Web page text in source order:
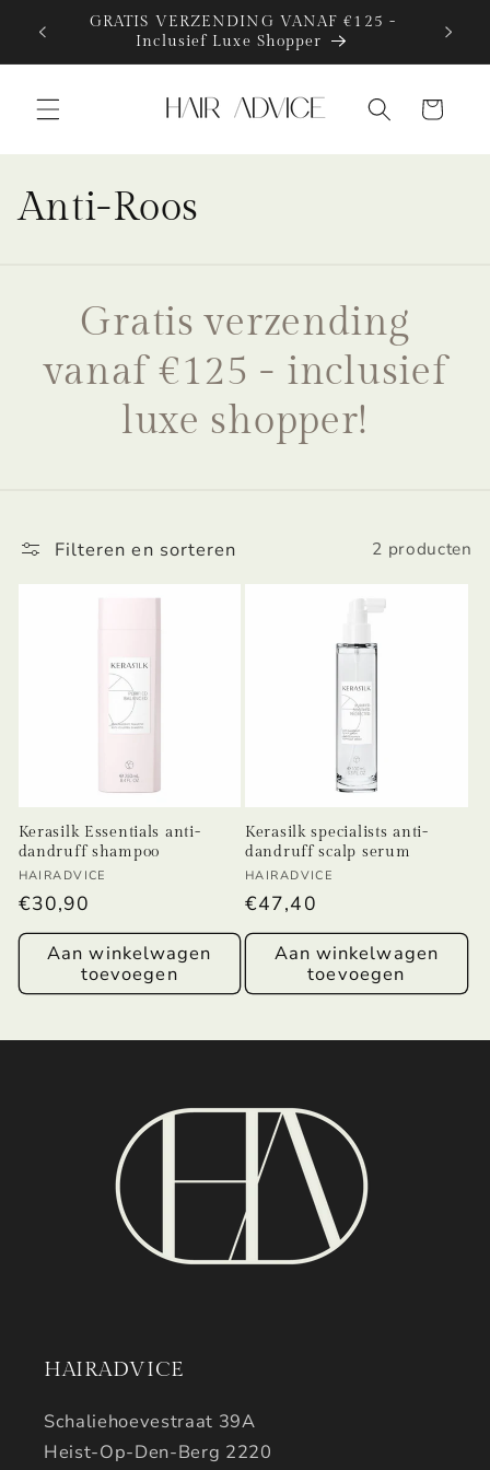
naar deGRATIS VERZENDING VANAF €125 -
Inclusief Luxe Shopper
Winkelwagen
C
i
Anti-Roos
Gratis verzending
vanaf €125 - inclusief
luxe shopper!
Filteren en sorteren 2 producten
Kerasilk Essentials anti-
dandruff shampoo
Verkoper:
HAIRADVICE
Normale
prijs
€30,90
Aan winkelwagen
toevoegen
Kerasilk specialists anti-
dandruff scalp serum
Verkoper:
HAIRADVICE
Normale
prijs
€47,40
Aan winkelwagen
toevoegen
HAIRADVICE
Schaliehoevestraat 39A
Heist-Op-Den-Berg 2220